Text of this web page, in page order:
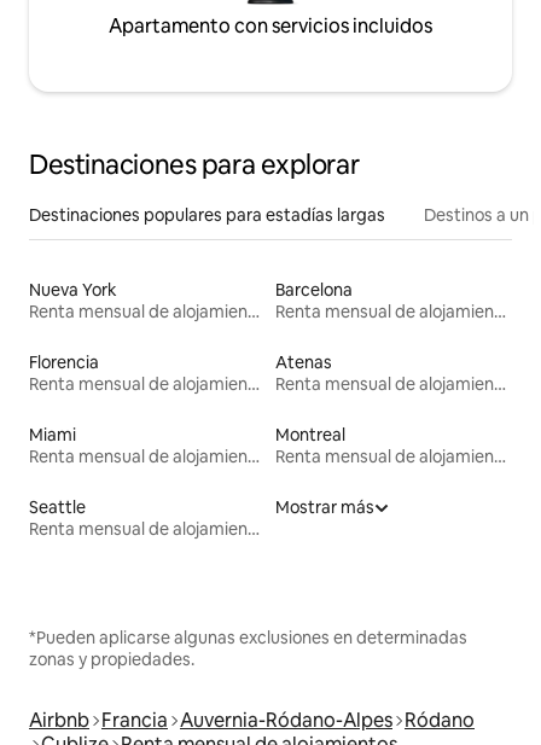
Apartamento con servicios incluidos
Destinaciones para explorar
Destinaciones populares para estadías largas Destinos a un
Nueva York
Renta mensual de alojamientos
Barcelona
Renta mensual de alojamientos
Florencia
Renta mensual de alojamientos
Atenas
Renta mensual de alojamientos
Miami
Renta mensual de alojamientos
Montreal
Renta mensual de alojamientos
Seattle
Renta mensual de alojamientos
Mostrar más
*Pueden aplicarse algunas exclusiones en determinadas
zonas y propiedades.
Airbnb Francia Auvernia-Ródano-Alpes Ródano